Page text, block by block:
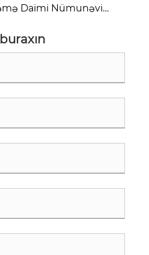
kafel vitrinini niyə
Daimi Nümunəvi